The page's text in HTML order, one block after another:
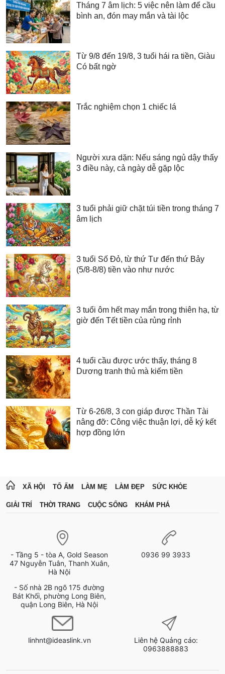
Tháng 7 âm lịch: 5 việc nên làm để cầu
bình an, đón may mắn và tài lộc
Từ 9/8 đến 19/8, 3 tuổi hái ra tiền, Giàu
Có bất ngờ
Trắc nghiệm chọn 1 chiếc lá
Người xưa dặn: Nếu sáng ngủ dậy thấy
3 điều này, cả ngày dễ gặp lộc
3 tuổi phải giữ chặt túi tiền trong tháng 7
âm lịch
3 tuổi Số Đỏ, từ thứ Tư đến thứ Bảy
(5/8-8/8) tiền vào như nước
3 tuổi ôm hết may mắn trong thiên hạ, từ
giờ đến Tết tiền của rủng rỉnh
4 tuổi cầu được ước thấy, tháng 8
Dương tranh thủ mà kiếm tiền
Từ 6-26/8, 3 con giáp được Thần Tài
nâng đỡ: Công việc thuận lợi, dễ ký kết
hợp đồng lớn
XÃ HỘI TỔ ẤM LÀM MẸ LÀM ĐẸP SỨC KHỎE
GIẢI TRÍ THỜI TRANG CUỘC SỐNG KHÁM PHÁ
- Tầng 5 - tòa A, Gold Season
47 Nguyễn Tuân, Thanh Xuân,
Hà Nội
- Số nhà 2B ngõ 175 đường
Bát Khối, phường Long Biên,
quận Long Biên, Hà Nội
0936 99 3933
linhnt@ideaslink.vn
Liên hệ Quảng cáo:
0963888883